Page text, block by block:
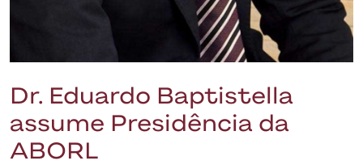
Dr. Eduardo Baptistella
assume Presidência da
ABORL